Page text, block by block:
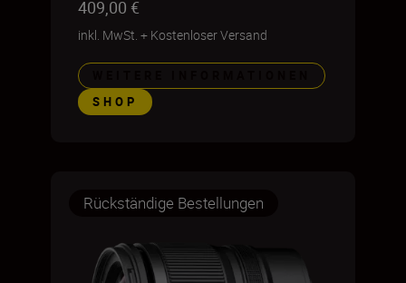
409,00 €
inkl. MwSt. + Kostenloser Versand
SHOP
Rückständige Bestellungen